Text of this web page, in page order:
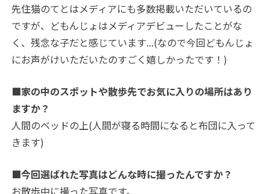
先住猫のてとはメディアにも多数掲載いただいているの
ですが、どもんじょはメディアデビューしたことがな
く、残念な子だと感じています...(なので今回どもんじょ
にお声がけいただいたのすごく嬉しかったです！)
■家の中のスポットや散歩先でお気に入りの場所はあり
ますか？
人間のベッドの上(人間が寝る時間になると布団に入って
きます)
■今回選ばれた写真はどんな時に撮ったんですか？